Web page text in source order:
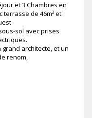
et 3 Chambres en
terrasse de 46m² et
sol avec prises
architecte, et un
renom,